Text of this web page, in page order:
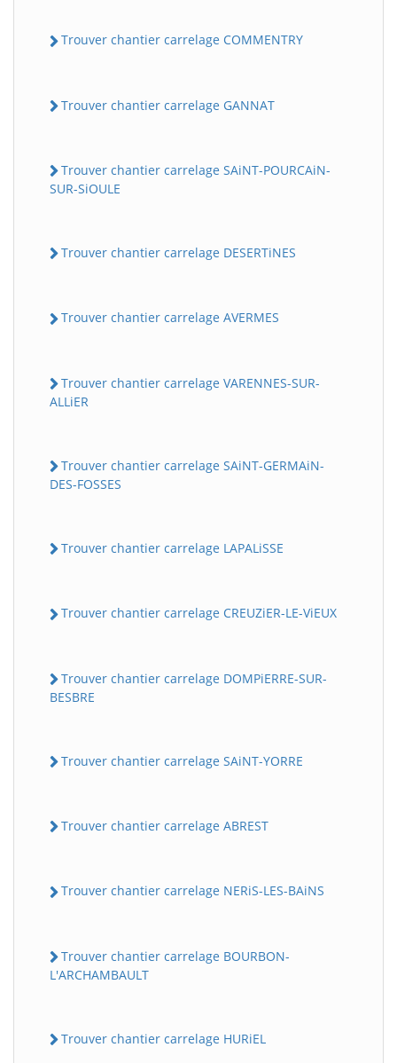
Trouver chantier carrelage COMMENTRY
Trouver chantier carrelage GANNAT
Trouver chantier carrelage SAiNT-POURCAiN-
SUR-SiOULE
Trouver chantier carrelage DESERTiNES
Trouver chantier carrelage AVERMES
Trouver chantier carrelage VARENNES-SUR-
ALLiER
Trouver chantier carrelage SAiNT-GERMAiN-
DES-FOSSES
Trouver chantier carrelage LAPALiSSE
Trouver chantier carrelage CREUZiER-LE-ViEUX
Trouver chantier carrelage DOMPiERRE-SUR-
BESBRE
Trouver chantier carrelage SAiNT-YORRE
Trouver chantier carrelage ABREST
Trouver chantier carrelage NERiS-LES-BAiNS
Trouver chantier carrelage BOURBON-
L'ARCHAMBAULT
Trouver chantier carrelage HURiEL